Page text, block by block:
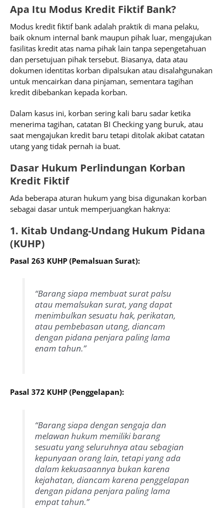
Apa Itu Modus Kredit Fiktif Bank?
Modus kredit fiktif bank adalah praktik di mana pelaku,
baik oknum internal bank maupun pihak luar, mengajukan
fasilitas kredit atas nama pihak lain tanpa sepengetahuan
dan persetujuan pihak tersebut. Biasanya, data atau
dokumen identitas korban dipalsukan atau disalahgunakan
untuk mencairkan dana pinjaman, sementara tagihan
kredit dibebankan kepada korban.
Dalam kasus ini, korban sering kali baru sadar ketika
menerima tagihan, catatan BI Checking yang buruk, atau
saat mengajukan kredit baru tetapi ditolak akibat catatan
utang yang tidak pernah ia buat.
Dasar Hukum Perlindungan Korban
Kredit Fiktif
Ada beberapa aturan hukum yang bisa digunakan korban
sebagai dasar untuk memperjuangkan haknya:
1. Kitab Undang-Undang Hukum Pidana
(KUHP)
Pasal 263 KUHP (Pemalsuan Surat):
“Barang siapa membuat surat palsu
atau memalsukan surat, yang dapat
menimbulkan sesuatu hak, perikatan,
atau pembebasan utang, diancam
dengan pidana penjara paling lama
enam tahun.”
Pasal 372 KUHP (Penggelapan):
“Barang siapa dengan sengaja dan
melawan hukum memiliki barang
sesuatu yang seluruhnya atau sebagian
kepunyaan orang lain, tetapi yang ada
dalam kekuasaannya bukan karena
kejahatan, diancam karena penggelapan
dengan pidana penjara paling lama
empat tahun.”